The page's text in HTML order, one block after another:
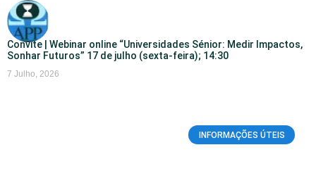
Convite | Webinar online “Universidades Sénior: Medir Impactos,
Sonhar Futuros” 17 de julho (sexta-feira); 14:30
7 Julho, 2026
INFORMAÇÕES ÚTEIS